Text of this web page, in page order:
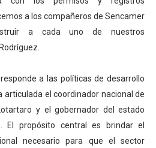
a los compañeros de Sencamer
a cada uno de nuestros
a las políticas de desarrollo
el coordinador nacional de
y el gobernador del estado
El propósito central es brindar el
necesario para que el sector